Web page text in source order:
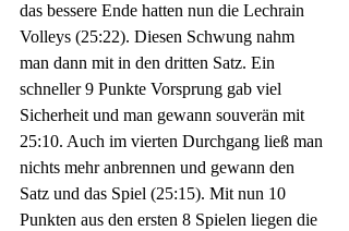
das bessere Ende hatten nun die Lechrain
Volleys (25:22). Diesen Schwung nahm
man dann mit in den dritten Satz. Ein
schneller 9 Punkte Vorsprung gab viel
Sicherheit und man gewann souverän mit
25:10. Auch im vierten Durchgang ließ man
nichts mehr anbrennen und gewann den
Satz und das Spiel (25:15). Mit nun 10
Punkten aus den ersten 8 Spielen liegen die